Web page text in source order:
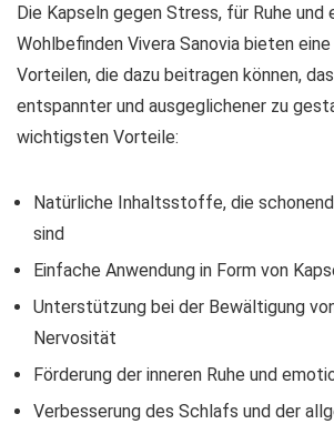
Die Kapseln gegen Stress, für Ruhe und
Wohlbefinden Vivera Sanovia bieten
Vorteilen, die dazu beitragen können,
entspannter und ausgeglichener zu
wichtigsten Vorteile:
Natürliche Inhaltsstoffe, die
sind
Einfache Anwendung in Form von
Unterstützung bei der Bewältigung
Nervosität
Förderung der inneren Ruhe und
Verbesserung des Schlafs und der